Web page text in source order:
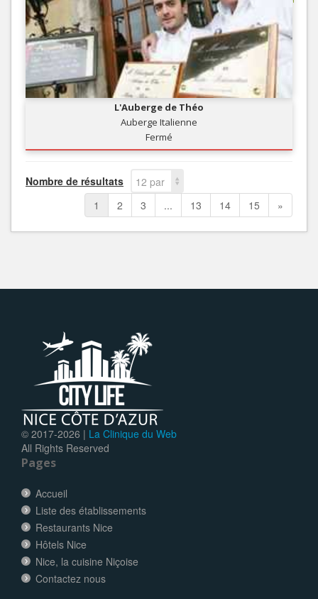
L'Auberge de Théo
Auberge Italienne
Fermé
Nombre de résultats
12 par
page
1 2 3 ... 13 14 15 »
© 2017-2026 | La Clinique du Web
All Rights Reserved
Pages
Accueil
Liste des établissements
Restaurants Nice
Hôtels Nice
Nice, la cuisine Niçoise
Contactez nous